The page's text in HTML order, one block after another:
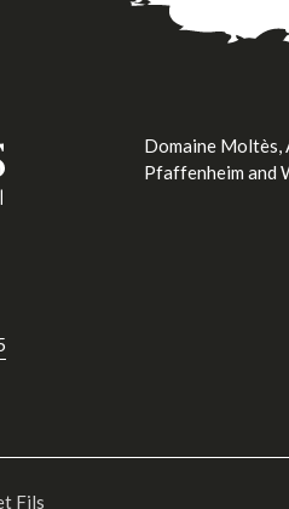
Domaine Moltès,
Pfaffenheim and
Fils